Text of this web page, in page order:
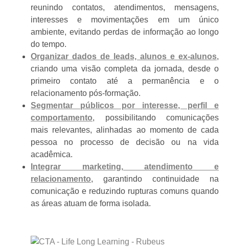
reunindo contatos, atendimentos, mensagens,
interesses e movimentações em um único
ambiente, evitando perdas de informação ao longo
do tempo.
Organizar dados de leads, alunos e ex-alunos,
criando uma visão completa da jornada, desde o
primeiro contato até a permanência e o
relacionamento pós-formação.
Segmentar públicos por interesse, perfil e
comportamento, possibilitando comunicações
mais relevantes, alinhadas ao momento de cada
pessoa no processo de decisão ou na vida
acadêmica.
Integrar marketing, atendimento e
relacionamento, garantindo continuidade na
comunicação e reduzindo rupturas comuns quando
as áreas atuam de forma isolada.